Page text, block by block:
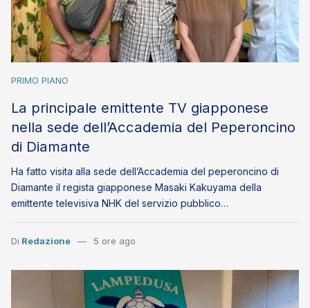
PRIMO PIANO
La principale emittente TV giapponese
nella sede dell’Accademia del Peperoncino
di Diamante
Ha fatto visita alla sede dell’Accademia del peperoncino di
Diamante il regista giapponese Masaki Kakuyama della
emittente televisiva NHK del servizio pubblico…
Di Redazione 5 ore ago